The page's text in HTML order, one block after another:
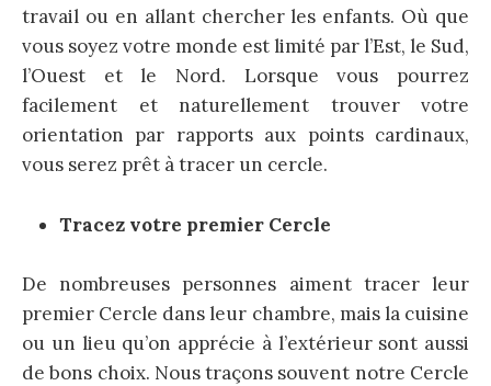
travail ou en allant chercher les enfants. Où que
vous soyez votre monde est limité par l’Est, le Sud,
l’Ouest et le Nord. Lorsque vous pourrez
facilement et naturellement trouver votre
orientation par rapports aux points cardinaux,
vous serez prêt à tracer un cercle.
Tracez votre premier Cercle
De nombreuses personnes aiment tracer leur
premier Cercle dans leur chambre, mais la cuisine
ou un lieu qu’on apprécie à l’extérieur sont aussi
de bons choix. Nous traçons souvent notre Cercle